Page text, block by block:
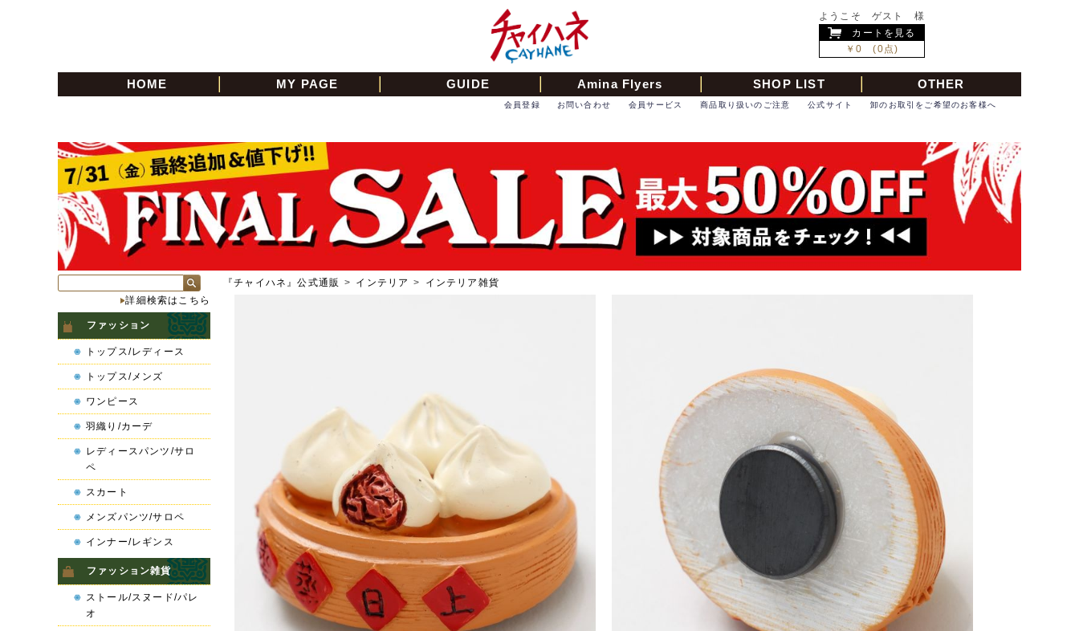
ようこそ ゲスト 様
カートを見る
￥0 (0点)
HOME MY PAGE GUIDE Amina Flyers SHOP LIST OTHER
卸のお取引をご希望のお客様へ
公式サイト
商品取り扱いのご注意
会員サービス
お問い合わせ
会員登録
『チャイハネ』公式通販 > インテリア > インテリア雑貨
詳細検索はこちら
ファッション
トップス/レディース
トップス/メンズ
ワンピース
羽織り/カーデ
レディースパンツ/サロ
ペ
スカート
メンズパンツ/サロペ
インナー/レギンス
ファッション雑貨
ストール/スヌード/パレ
オ